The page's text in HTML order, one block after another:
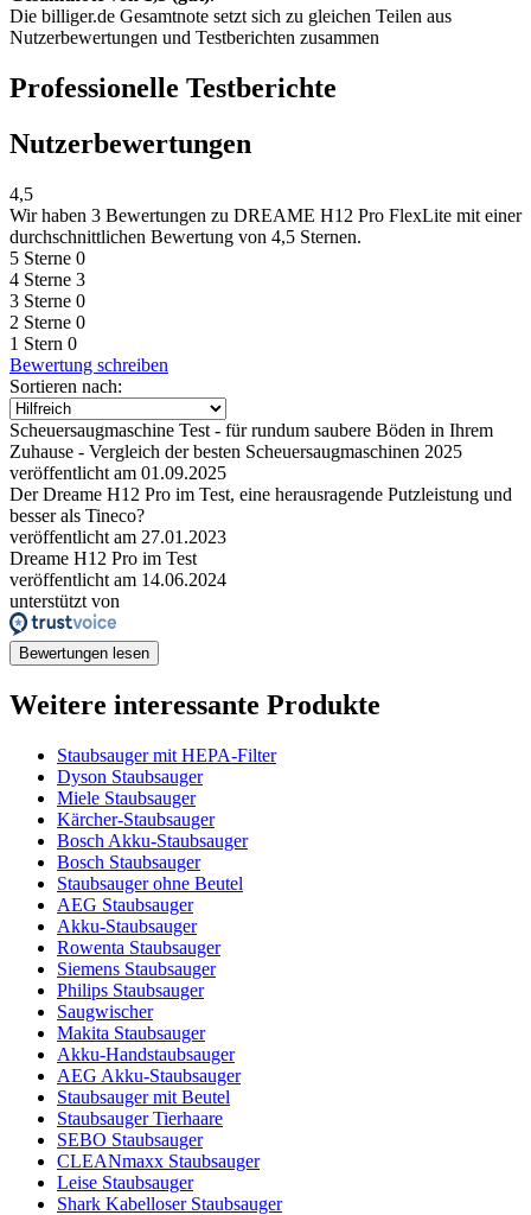
Die billiger.de Gesamtnote setzt sich zu gleichen Teilen aus
Nutzerbewertungen und Testberichten zusammen
Professionelle Testberichte
Nutzerbewertungen
4,5
Wir haben 3 Bewertungen zu DREAME H12 Pro FlexLite mit einer
durchschnittlichen Bewertung von 4,5 Sternen.
5 Sterne 0
4 Sterne 3
3 Sterne 0
2 Sterne 0
1 Stern 0
Bewertung schreiben
Sortieren nach:
Scheuersaugmaschine Test - für rundum saubere Böden in Ihrem
Zuhause - Vergleich der besten Scheuersaugmaschinen 2025
veröffentlicht am 01.09.2025
Der Dreame H12 Pro im Test, eine herausragende Putzleistung und
besser als Tineco?
veröffentlicht am 27.01.2023
Dreame H12 Pro im Test
veröffentlicht am 14.06.2024
unterstützt von
Bewertungen lesen
Weitere interessante Produkte
Staubsauger mit HEPA-Filter
Dyson Staubsauger
Miele Staubsauger
Kärcher-Staubsauger
Bosch Akku-Staubsauger
Bosch Staubsauger
Staubsauger ohne Beutel
AEG Staubsauger
Akku-Staubsauger
Rowenta Staubsauger
Siemens Staubsauger
Philips Staubsauger
Saugwischer
Makita Staubsauger
Akku-Handstaubsauger
AEG Akku-Staubsauger
Staubsauger mit Beutel
Staubsauger Tierhaare
SEBO Staubsauger
CLEANmaxx Staubsauger
Leise Staubsauger
Shark Kabelloser Staubsauger